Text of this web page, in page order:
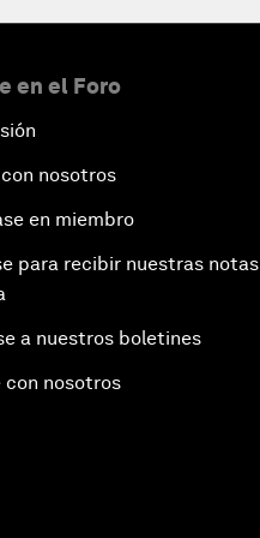
en el Foro
nosotros
en miembro
para recibir nuestras notas
a nuestros boletines
nosotros